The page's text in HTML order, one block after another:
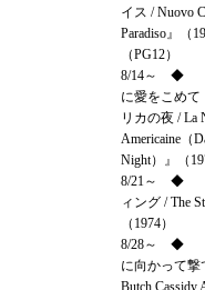
イス / Nuovo
Paradiso』（
（PG12）
8/14～ ◆
に愛をこめ
リカの夜 / La
Americaine（
Night）』（
8/21～ ◆
ィング / The
（1974）
8/28～ ◆
に向かって撃
Butch Cassidy